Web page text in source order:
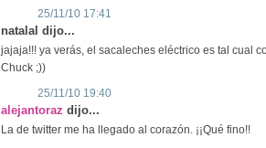
25/11/10 17:41
natalal dijo...
jajaja!!! ya verás, el sacaleches eléctrico es tal cual
Chuck ;))
25/11/10 19:40
alejantoraz dijo...
La de twitter me ha llegado al corazón. ¡¡Qué fino!!